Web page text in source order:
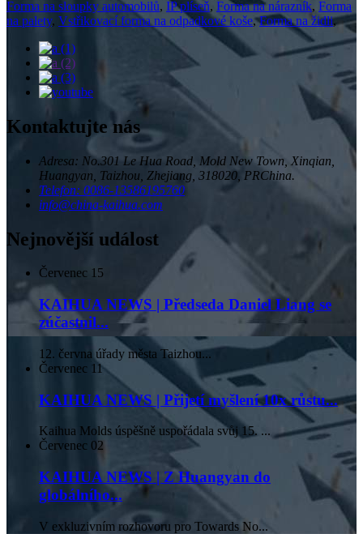
Forma na sloupky automobilů, IP plíseň, Forma na nárazník, Forma
na palety, Vstřikovací forma na odpadkové koše,Forma na židli,
Kontaktujte nás
Adresa: No.301 Le Hua Road, Mold New Town, Xinqian,
Huangyan, Taizhou, Zhejiang, 318020, PRChina.
Telefon: 0086-13586195760
info@china-kaihua.com
Nejnovější událost
Červenec 15
KAIHUA NEWS | Předseda Daniel Liang se
zúčastnil...
12. června úřady města Taizhou...
Červenec 11
KAIHUA NEWS | Přijetí myšlení 10x růstu...
Kaihua Molds úspěšně uspořádala svůj 15. ...
Červenec 02
KAIHUA NEWS | Z Huangyan do
globálního...
V exkluzivním rozhovoru pro Towards No...